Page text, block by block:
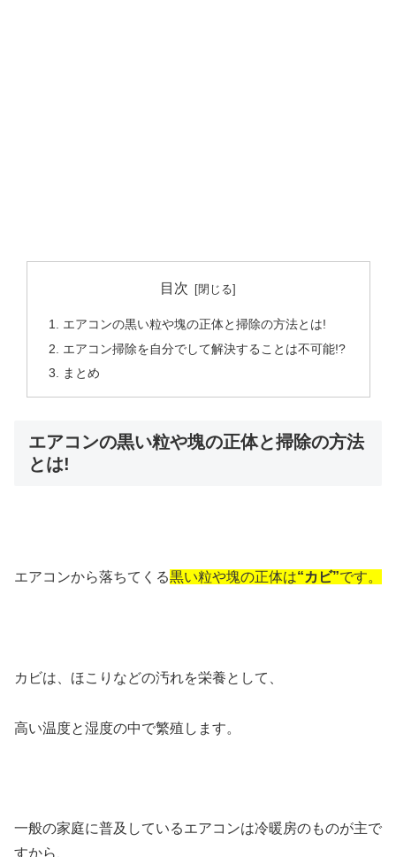
目次
エアコンの黒い粒や塊の正体と掃除の方法とは!
エアコン掃除を自分でして解決することは不可能!?
まとめ
エアコンの黒い粒や塊の正体と掃除の方法
とは!
エアコンから落ちてくる黒い粒や塊の正体は“カビ”です。
カビは、ほこりなどの汚れを栄養として、
高い温度と湿度の中で繁殖します。
一般の家庭に普及しているエアコンは冷暖房のものが主で
すから、